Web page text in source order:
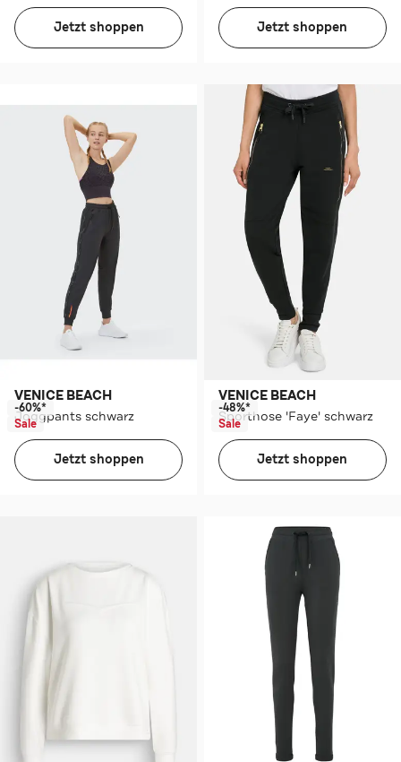
Jetzt shoppen Jetzt shoppen
VENICE BEACH
Joggpants schwarz
-60%*
Sale
Jetzt shoppen
VENICE BEACH
Sporthose 'Faye' schwarz
-48%*
Sale
Jetzt shoppen